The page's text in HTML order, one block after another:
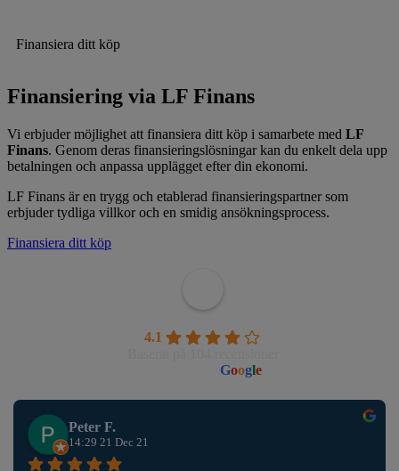
Finansiera ditt köp
Finansiering via LF Finans
Vi erbjuder möjlighet att finansiera ditt köp i samarbete med LF
Finans. Genom deras finansieringslösningar kan du enkelt dela upp
betalningen och anpassa upplägget efter din ekonomi.
LF Finans är en trygg och etablerad finansieringspartner som
erbjuder tydliga villkor och en smidig ansökningsprocess.
Finansiera ditt köp
4.1
Google
Peter F.
14:29 21 Dec 21